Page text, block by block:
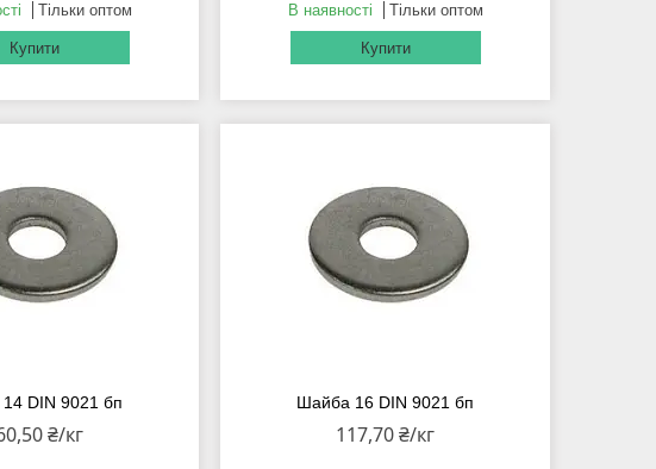
Тільки оптом
Купити
В наявності Тільки оптом
Купити
DIN 9021 бп
₴/кг
Шайба 16 DIN 9021 бп
117,70 ₴/кг